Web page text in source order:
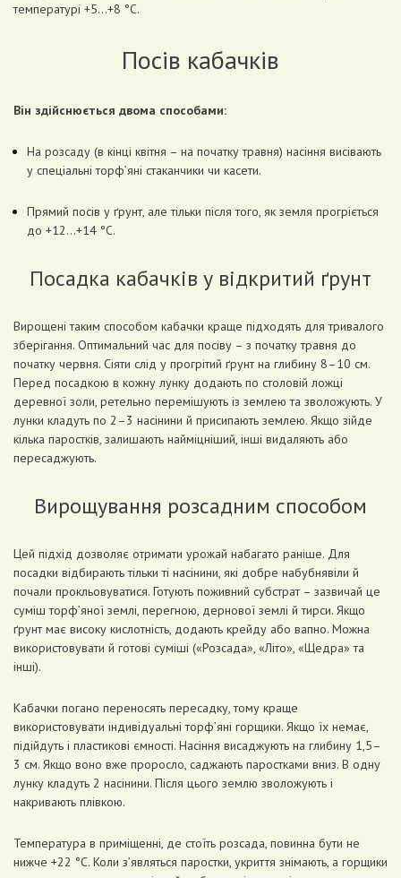
температурі +5…+8 °С.
Посів кабачків
Він здійснюється двома способами:
На розсаду (в кінці квітня – на початку травня) насіння висівають
у спеціальні торф’яні стаканчики чи касети.
Прямий посів у ґрунт, але тільки після того, як земля прогріється
до +12…+14 °С.
Посадка кабачків у відкритий ґрунт
Вирощені таким способом кабачки краще підходять для тривалого
зберігання. Оптимальний час для посіву – з початку травня до
початку червня. Сіяти слід у прогрітий ґрунт на глибину 8–10 см.
Перед посадкою в кожну лунку додають по столовій ложці
деревної золи, ретельно перемішують із землею та зволожують. У
лунки кладуть по 2–3 насінини й присипають землею. Якщо зійде
кілька паростків, залишають найміцніший, інші видаляють або
пересаджують.
Вирощування розсадним способом
Цей підхід дозволяє отримати урожай набагато раніше. Для
посадки відбирають тільки ті насінини, які добре набубнявіли й
почали прокльовуватися. Готують поживний субстрат – зазвичай це
суміш торф’яної землі, перегною, дернової землі й тирси. Якщо
ґрунт має високу кислотність, додають крейду або вапно. Можна
використовувати й готові суміші («Розсада», «Літо», «Щедра» та
інші).
Кабачки погано переносять пересадку, тому краще
використовувати індивідуальні торф’яні горщики. Якщо їх немає,
підійдуть і пластикові ємності. Насіння висаджують на глибину 1,5–
3 см. Якщо воно вже проросло, саджають паростками вниз. В одну
лунку кладуть 2 насінини. Після цього землю зволожують і
накривають плівкою.
Температура в приміщенні, де стоїть розсада, повинна бути не
нижче +22 °С. Коли з’являться паростки, укриття знімають, а горщики